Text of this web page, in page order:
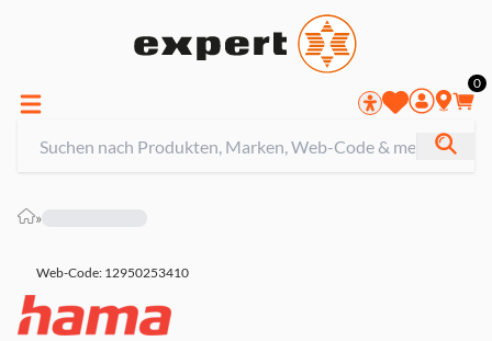
0
»
Web-Code: 12950253410